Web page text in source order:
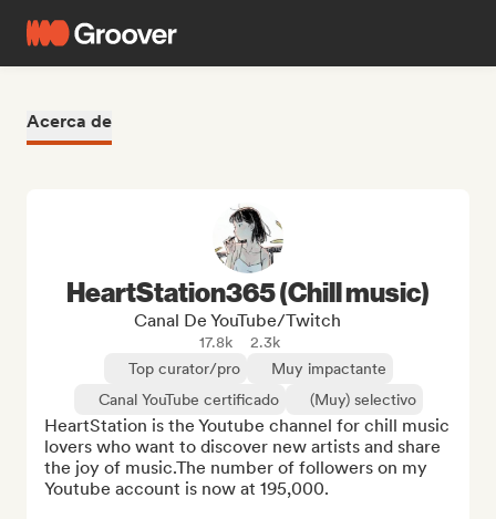
Acerca de
HeartStation365 (Chill music)
Canal De YouTube/Twitch
17.8k
2.3k
Top curator/pro
Muy impactante
Canal YouTube certificado
(Muy) selectivo
HeartStation is the Youtube channel for chill music
lovers who want to discover new artists and share
the joy of music.The number of followers on my
Youtube account is now at 195,000.